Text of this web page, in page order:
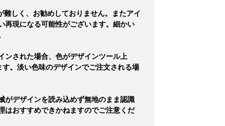
難しく、お勧めしておりません。またアイ
再現になる可能性がございます。細かい
ンされた場合、色がデザインツール上
。淡い色味のデザインでご注文される場
がデザインを読み込めず無地のまま認識
はおすすめできかねますのでご注意くだ